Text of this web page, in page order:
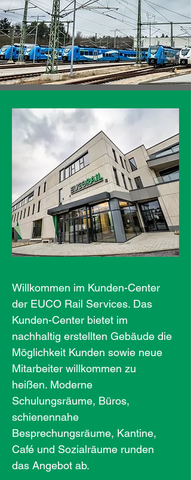
Willkommen im Kunden-Center
der EUCO Rail Services. Das
Kunden-Center bietet im
nachhaltig erstellten Gebäude die
Möglichkeit Kunden sowie neue
Mitarbeiter willkommen zu
heißen. Moderne
Schulungsräume, Büros,
schienennahe
Besprechungsräume, Kantine,
Café und Sozialräume runden
das Angebot ab.